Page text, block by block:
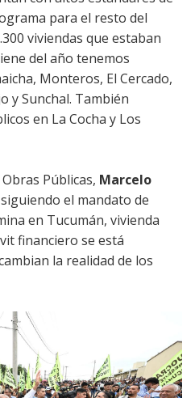
para el resto del
viviendas que estaban
del año tenemos
Monteros, El Cercado,
y Sunchal. También
en La Cocha y Los
Públicas, Marcelo
el mandato de
en Tucumán, vivienda
financiero se está
la realidad de los